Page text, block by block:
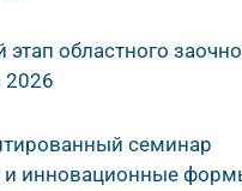
областного
2026
семинар
и инновационные